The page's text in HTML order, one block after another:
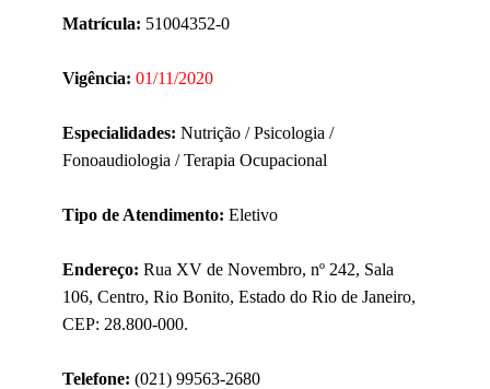
Matrícula: 51004352-0
Vigência: 01/11/2020
Especialidades: Nutrição / Psicologia /
Fonoaudiologia / Terapia Ocupacional
Tipo de Atendimento: Eletivo
Endereço: Rua XV de Novembro, nº 242, Sala
106, Centro, Rio Bonito, Estado do Rio de Janeiro,
CEP: 28.800-000.
Telefone: (021) 99563-2680